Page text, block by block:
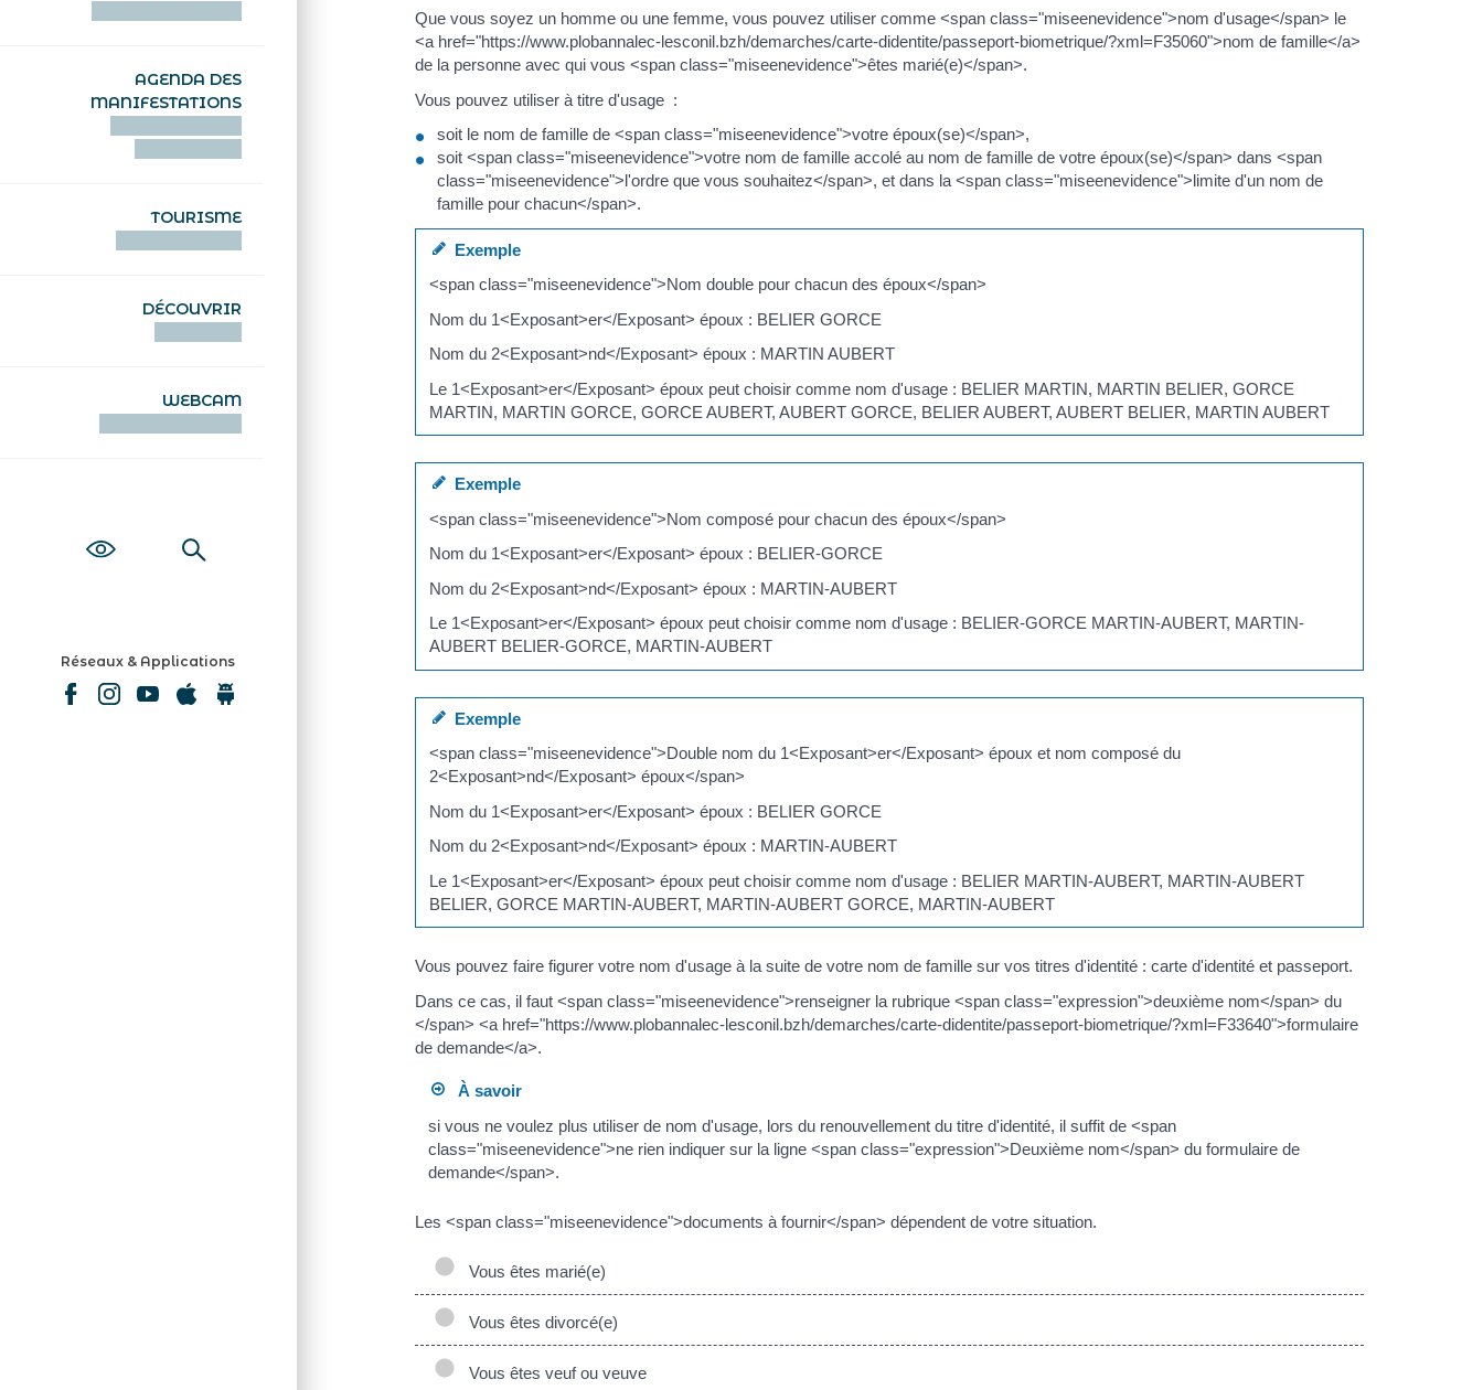
AGENDA DES
MANIFESTATIONS
TOURISME
DÉCOUVRIR
WEBCAM
Réseaux & Applications
Que vous soyez un homme ou une femme, vous pouvez utiliser comme <span class="miseenevidence">nom d'usage</span> le
<a href="https://www.plobannalec-lesconil.bzh/demarches/carte-didentite/passeport-biometrique/?xml=F35060">nom de famille</a>
de la personne avec qui vous <span class="miseenevidence">êtes marié(e)</span>.
Vous pouvez utiliser à titre d'usage :
soit le nom de famille de <span class="miseenevidence">votre époux(se)</span>,
soit <span class="miseenevidence">votre nom de famille accolé au nom de famille de votre époux(se)</span> dans <span
class="miseenevidence">l'ordre que vous souhaitez</span>, et dans la <span class="miseenevidence">limite d'un nom de
famille pour chacun</span>.
Exemple
<span class="miseenevidence">Nom double pour chacun des époux</span>
Nom du 1<Exposant>er</Exposant> époux : BELIER GORCE
Nom du 2<Exposant>nd</Exposant> époux : MARTIN AUBERT
Le 1<Exposant>er</Exposant> époux peut choisir comme nom d'usage : BELIER MARTIN, MARTIN BELIER, GORCE
MARTIN, MARTIN GORCE, GORCE AUBERT, AUBERT GORCE, BELIER AUBERT, AUBERT BELIER, MARTIN AUBERT
Exemple
<span class="miseenevidence">Nom composé pour chacun des époux</span>
Nom du 1<Exposant>er</Exposant> époux : BELIER-GORCE
Nom du 2<Exposant>nd</Exposant> époux : MARTIN-AUBERT
Le 1<Exposant>er</Exposant> époux peut choisir comme nom d'usage : BELIER-GORCE MARTIN-AUBERT, MARTIN-
AUBERT BELIER-GORCE, MARTIN-AUBERT
Exemple
<span class="miseenevidence">Double nom du 1<Exposant>er</Exposant> époux et nom composé du
2<Exposant>nd</Exposant> époux</span>
Nom du 1<Exposant>er</Exposant> époux : BELIER GORCE
Nom du 2<Exposant>nd</Exposant> époux : MARTIN-AUBERT
Le 1<Exposant>er</Exposant> époux peut choisir comme nom d'usage : BELIER MARTIN-AUBERT, MARTIN-AUBERT
BELIER, GORCE MARTIN-AUBERT, MARTIN-AUBERT GORCE, MARTIN-AUBERT
Vous pouvez faire figurer votre nom d'usage à la suite de votre nom de famille sur vos titres d'identité : carte d'identité et passeport.
Dans ce cas, il faut <span class="miseenevidence">renseigner la rubrique <span class="expression">deuxième nom</span> du
</span> <a href="https://www.plobannalec-lesconil.bzh/demarches/carte-didentite/passeport-biometrique/?xml=F33640">formulaire
de demande</a>.
À savoir
si vous ne voulez plus utiliser de nom d'usage, lors du renouvellement du titre d'identité, il suffit de <span
class="miseenevidence">ne rien indiquer sur la ligne <span class="expression">Deuxième nom</span> du formulaire de
demande</span>.
Les <span class="miseenevidence">documents à fournir</span> dépendent de votre situation.
Vous êtes marié(e)
Vous êtes divorcé(e)
Vous êtes veuf ou veuve